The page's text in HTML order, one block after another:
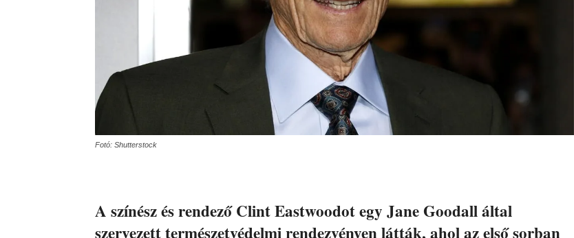
Fotó: Shutterstock
A színész és rendező Clint Eastwoodot egy Jane Goodall által
szervezett természetvédelmi rendezvényen látták, ahol az első sorban